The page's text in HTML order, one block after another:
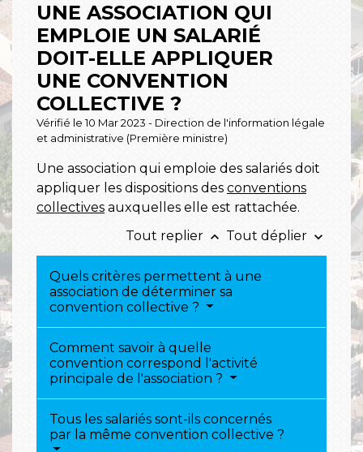
UNE ASSOCIATION QUI
EMPLOIE UN SALARIÉ
DOIT-ELLE APPLIQUER
UNE CONVENTION
COLLECTIVE ?
Vérifié le 10 Mar 2023 - Direction de l'information légale
et administrative (Première ministre)
Une association qui emploie des salariés doit
appliquer les dispositions des conventions
collectives auxquelles elle est rattachée.
Tout replier keyboard_arrow_up Tout déplier keyboard_arrow_down
Quels critères permettent à une
association de déterminer sa
convention collective ?
Comment savoir à quelle
convention correspond l'activité
principale de l'association ?
Tous les salariés sont-ils concernés
par la même convention collective ?